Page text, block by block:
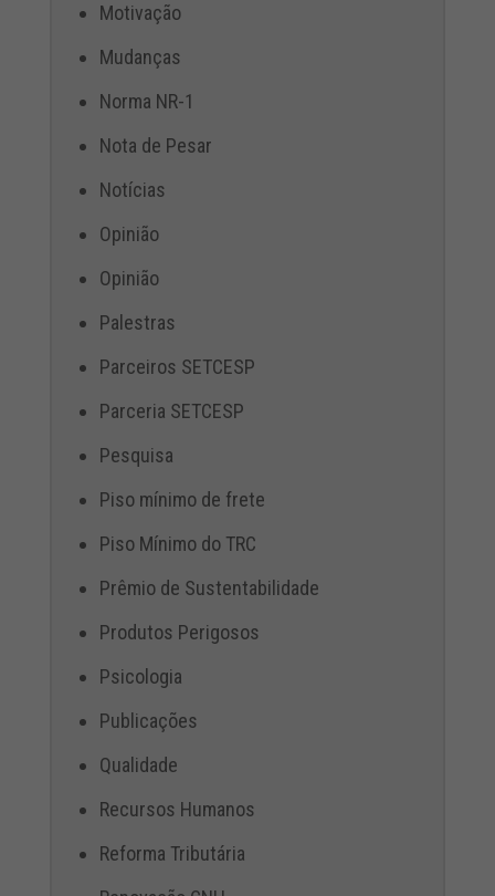
Motivação
Mudanças
Norma NR-1
Nota de Pesar
Notícias
Opinião
Opinião
Palestras
Parceiros SETCESP
Parceria SETCESP
Pesquisa
Piso mínimo de frete
Piso Mínimo do TRC
Prêmio de Sustentabilidade
Produtos Perigosos
Psicologia
Publicações
Qualidade
Recursos Humanos
Reforma Tributária